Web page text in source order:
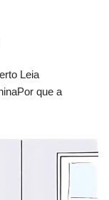
Leia
que a